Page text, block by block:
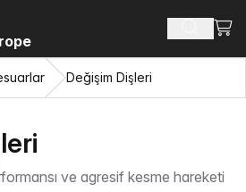
Ürün ara
Değişim Dişleri
ve agresif kesme hareketi